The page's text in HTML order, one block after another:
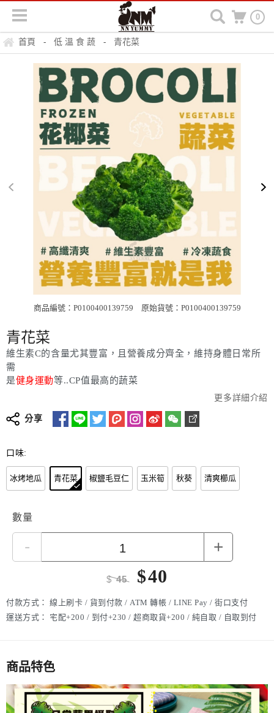
0
首頁 - 低 溫 食 蔬 - 青花菜
商品編號：P0100400139759 原始貨號：P0100400139759
青花菜
維生素C的含量尤其豐富，且營養成分齊全，維持身體日常所
需
是健身運動等..CP值最高的蔬菜
更多詳細介紹
分享
口味:
冰烤地瓜 青花菜 椒鹽毛豆仁 玉米筍 秋葵 清爽櫛瓜
數量
- +
$45 $40
付款方式： 線上刷卡 / 貨到付款 / ATM 轉帳 / LINE Pay / 街口支付
運送方式：
宅配+200 / 到付+230 / 超商取貨+200 / 純自取 / 自取到付
商品特色